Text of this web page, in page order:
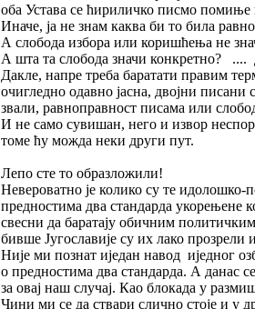
оба Устава се ћириличко писмо
Иначе, ја не знам каква би то била
А слобода избора или коришћења не
А шта та слобода значи конкретно? ....
Дакле, напре треба баратати правим
очигледно одавно јасна, двојни
звали, равноправност писама или
И не само сувишан, него и извор
томе ћу можда неки други пут.
Лепо сте то образложили!
Невероватно је колико су те идолошко-
предностима два стандарда укорењене
свесни да баратају обичним
бивше Југославије су их лако
Није ми познат иједан навод иједног
о предностима два стандарда. А данас
за овај наш случај. Као блокада у
Чини ми се да ствари слично стоје и у